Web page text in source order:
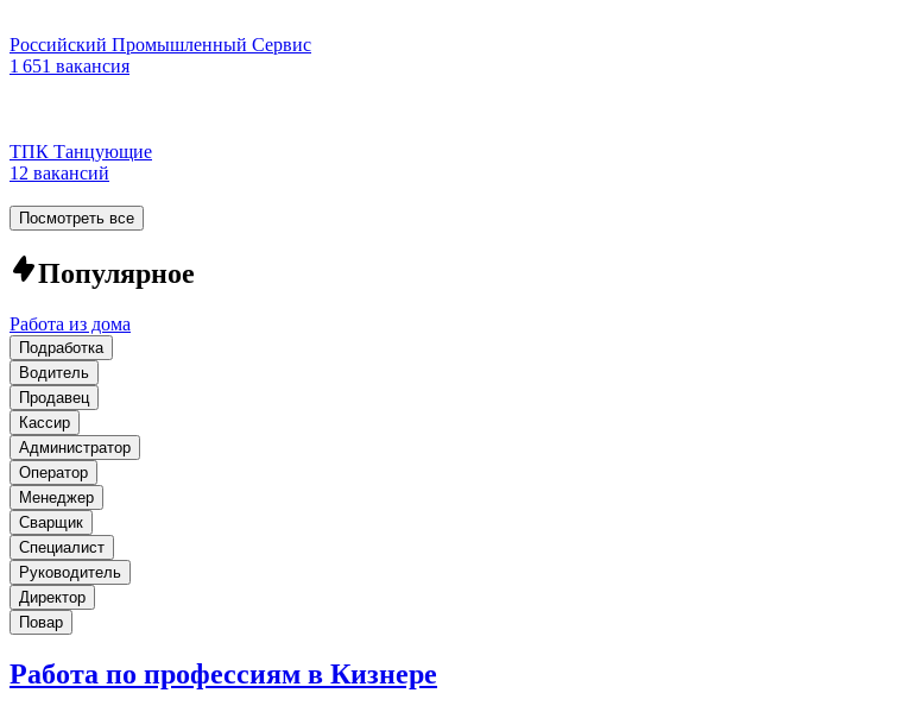
Российский Промышленный Сервис
1 651 вакансия
ТПК Танцующие
12 вакансий
Посмотреть все
Популярное
Работа из дома
Подработка
Водитель
Продавец
Кассир
Администратор
Оператор
Менеджер
Сварщик
Специалист
Руководитель
Директор
Повар
Работа по профессиям в Кизнере